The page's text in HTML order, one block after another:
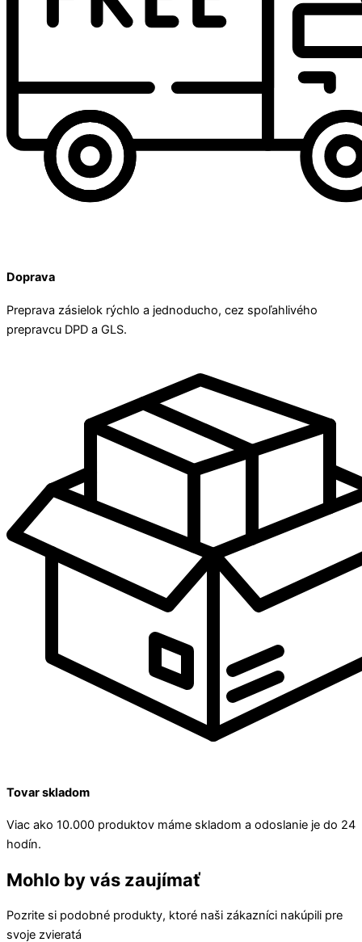
Doprava
Preprava zásielok rýchlo a jednoducho, cez spoľahlivého
prepravcu DPD a GLS.
Tovar skladom
Viac ako 10.000 produktov máme skladom a odoslanie je do 24
hodín.
Mohlo by vás zaujímať
Pozrite si podobné produkty, ktoré naši zákazníci nakúpili pre
svoje zvieratá